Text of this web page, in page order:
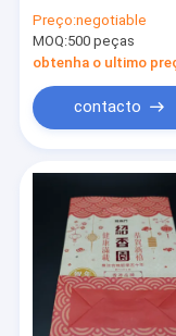
dobragem
conveniente
de papel Kraft
Embalagem de
lanches com
logotipo
Preço:negotiable
MOQ:500 peças
obtenha o ultimo
contacto